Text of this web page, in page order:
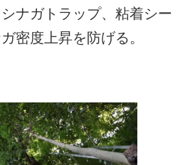
ナガトラップ、粘着シー
密度上昇を防げる。